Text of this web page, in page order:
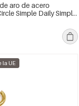
aro de acero
Simple Daily Simple
para mujer
la UE